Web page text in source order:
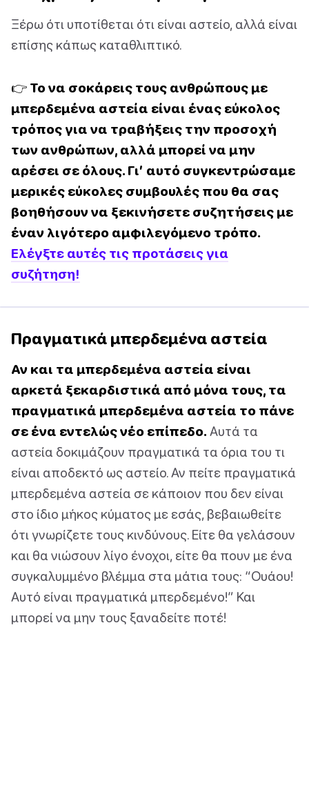
Ξέρω ότι υποτίθεται ότι είναι αστείο, αλλά είναι
επίσης κάπως καταθλιπτικό.
👉 Το να σοκάρεις τους ανθρώπους με
μπερδεμένα αστεία είναι ένας εύκολος
τρόπος για να τραβήξεις την προσοχή
των ανθρώπων, αλλά μπορεί να μην
αρέσει σε όλους. Γι’ αυτό συγκεντρώσαμε
μερικές εύκολες συμβουλές που θα σας
βοηθήσουν να ξεκινήσετε συζητήσεις με
έναν λιγότερο αμφιλεγόμενο τρόπο.
Ελέγξτε αυτές τις προτάσεις για
συζήτηση!
Πραγματικά μπερδεμένα αστεία
Αν και τα μπερδεμένα αστεία είναι
αρκετά ξεκαρδιστικά από μόνα τους, τα
πραγματικά μπερδεμένα αστεία το πάνε
σε ένα εντελώς νέο επίπεδο. Αυτά τα
αστεία δοκιμάζουν πραγματικά τα όρια του τι
είναι αποδεκτό ως αστείο. Αν πείτε πραγματικά
μπερδεμένα αστεία σε κάποιον που δεν είναι
στο ίδιο μήκος κύματος με εσάς, βεβαιωθείτε
ότι γνωρίζετε τους κινδύνους. Είτε θα γελάσουν
και θα νιώσουν λίγο ένοχοι, είτε θα πουν με ένα
συγκαλυμμένο βλέμμα στα μάτια τους: “Ουάου!
Αυτό είναι πραγματικά μπερδεμένο!” Και
μπορεί να μην τους ξαναδείτε ποτέ!